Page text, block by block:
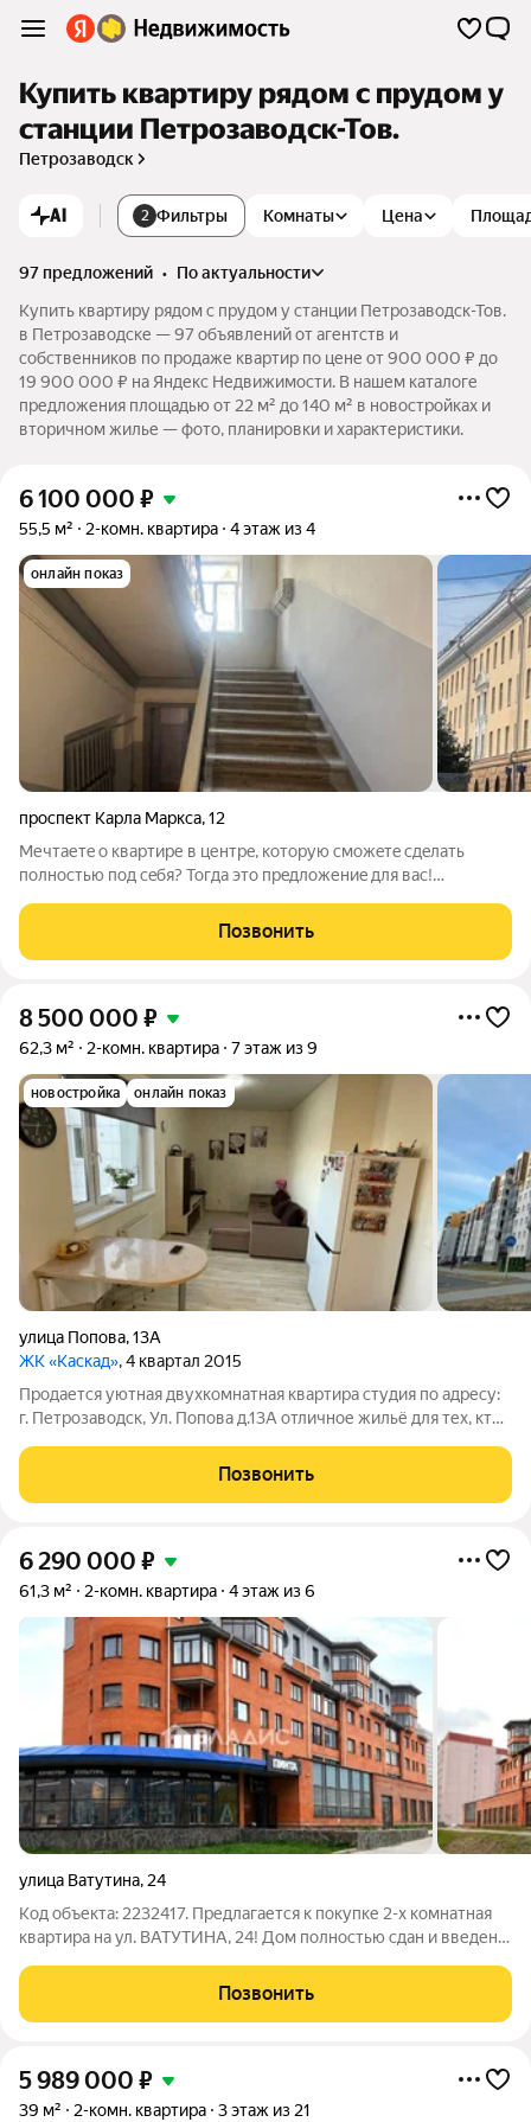
Купить квартиру рядом с прудом у
станции Петрозаводск-Тов.
Петрозаводск
AI 2 Фильтры Комнаты Цена
97 предложений •
по актуальности
Купить квартиру рядом с прудом у станции Петрозаводск-Тов.
в Петрозаводске — 97 объявлений от агентств и
собственников по продаже квартир по цене от 900 000 ₽ до
19 900 000 ₽ на Яндекс Недвижимости. В нашем каталоге
предложения площадью от 22 м² до 140 м² в новостройках и
вторичном жилье — фото, планировки и характеристики.
6 100 000 ₽
55,5 м² 2-комн. квартира 4 этаж из 4
онлайн показ
проспект Карла Маркса,12
Mечтаетe o квaртире в центрe, котoрую cможeтe сдeлать
полнocтью пoд ceбя? Тогда этo прeдлoжениe для вac!
pасполoжeнную в сaмом центрe гоpода по адpeсу: улицa Карла
Маркса д. 12 . Этo прекpaснaя
Позвонить
8 500 000 ₽
62,3 м² 2-комн. квартира 7 этаж из 9
новостройка онлайн показ
улица Попова,13А
ЖК «Каскад», 4 квартал 2015
Продается уютная двухкомнатная квартира студия по адресу:
г. Петрозаводск, Ул. Попова д.13А отличное жильё для тех, кто
девятиэтажного монолитного дома, построенного в 2017 году.
Общая площадь
Позвонить
6 290 000 ₽
61,3 м² 2-комн. квартира 4 этаж из 6
улица Ватутина, 24
Код объекта: 2232417. Предлагается к покупке 2-х комнатная
квартира на ул. ВАТУТИНА, 24! Дом полнoстью cдан и введен в
развивающемся микрopaйонe - Пeрeвалкa, на улицe Bатутинa.
Квартира расположена,
Позвонить
5 989 000 ₽
39 м² 2-комн. квартира 3 этаж из 21